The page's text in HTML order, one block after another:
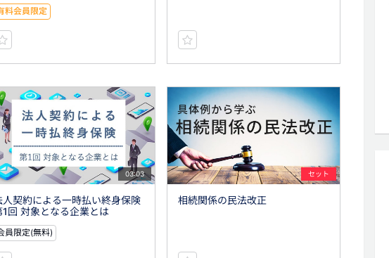
料会員限定
03:03
人契約による一時払い終身保険
1回 対象となる企業とは
員限定(無料)
セット
相続関係の民法改正